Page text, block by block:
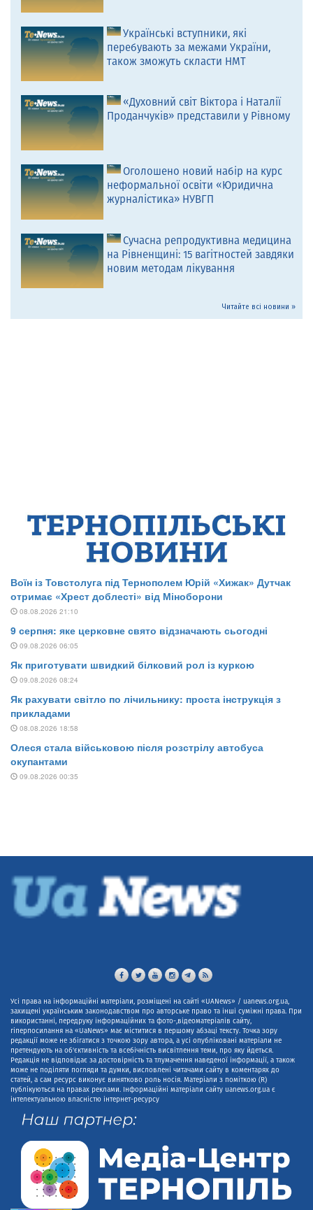
Українські вступники, які
перебувають за межами України,
також зможуть скласти НМТ
«Духовний світ Віктора і Наталії
Проданчуків» представили у Рівному
Оголошено новий набір на курс
неформальної освіти «Юридична
журналістика» НУВГП
Сучасна репродуктивна медицина
на Рівненщині: 15 вагітностей завдяки
новим методам лікування
Читайте всі новини »
Усі права на інформаційні матеріали, розміщені на сайті «UANews» / uanews.org.ua,
захищені українським законодавством про авторське право та інші суміжні права. При
використанні, передруку інформаційних та фото-,відеоматеріалів сайту,
гіперпосилання на «UaNews» має міститися в першому абзаці тексту. Точка зору
редакції може не збігатися з точкою зору автора, а усі опубліковані матеріали не
претендують на об'єктивність та всебічність висвітлення теми, про яку йдеться.
Редакція не відповідає за достовірність та тлумачення наведеної інформації, а також
може не поділяти погляди та думки, висловлені читачами сайту в коментарях до
статей, а сам ресурс виконує винятково роль носія. Матеріали з поміткою (R)
публікуються на правах реклами. Інформаційні матеріали сайту uanews.org.ua є
інтелектуальною власністю інтернет-ресурсу